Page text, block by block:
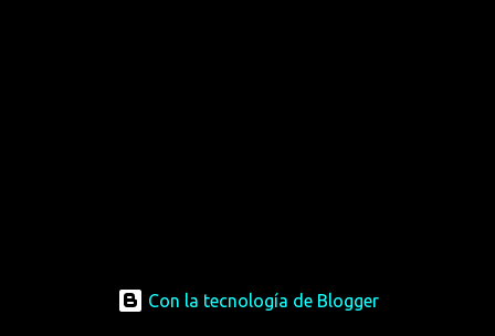
Con la tecnología de Blogger